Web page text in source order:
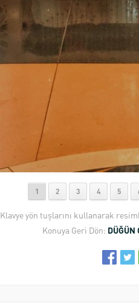
1 2 3 4 5
Klavye yön tuşlarını kullanarak
Konuya Geri Dön: DÜĞÜN